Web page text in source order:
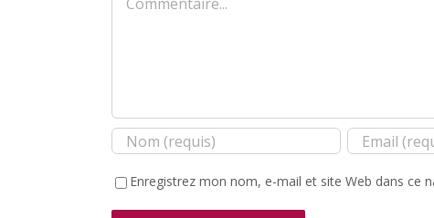
Enregistrez mon nom, e-mail et site Web dans ce